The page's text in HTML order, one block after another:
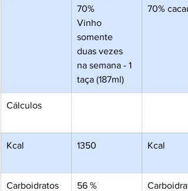
70%
Vinho
somente
duas vezes
na semana - 1
taça (187ml)
70%
Cálculos
Kcal 1350 Kcal
Carboidratos 56 %